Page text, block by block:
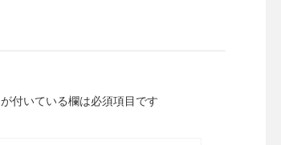
が付いている欄は必須項目です